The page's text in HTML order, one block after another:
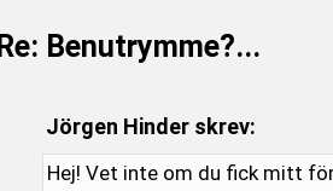
Re: Benutrymme?...
Jörgen Hinder skrev:
Hej! Vet inte om du fick mitt